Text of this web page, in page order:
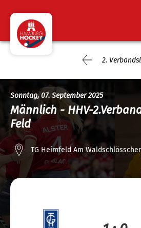
2.
Sonntag, 07. September 2025
Männlich - HHV-
Feld
TG Heimfeld Am